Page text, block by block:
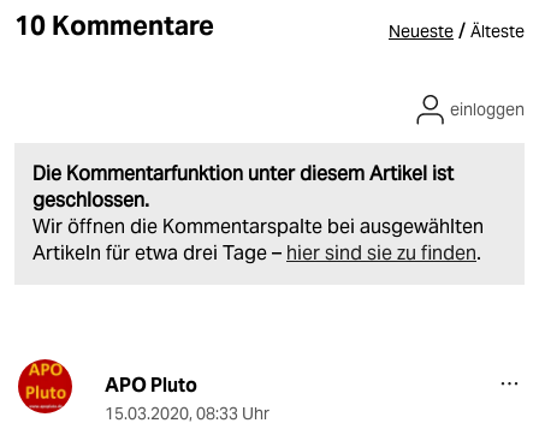
10 Kommentare Neueste / Älteste
Die Kommentarfunktion unter diesem Artikel ist
geschlossen.
Wir öffnen die Kommentarspalte bei ausgewählten
Artikeln für etwa drei Tage – hier sind sie zu finden.
einloggen
APO Pluto
15.03.2020, 08:33 Uhr